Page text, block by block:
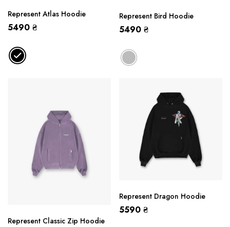
Represent Atlas Hoodie
5490 ₴
Represent Bird Hoodie
5490 ₴
Represent Classic Zip Hoodie
Represent Dragon Hoodie
5590 ₴